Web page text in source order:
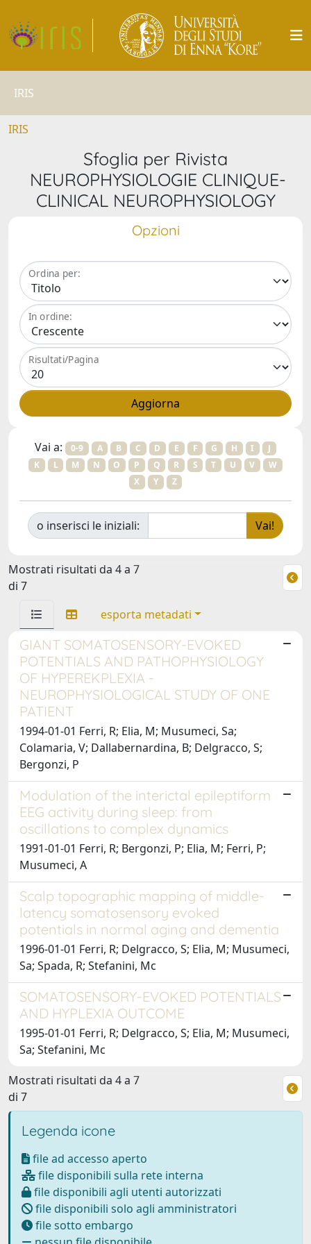
IRIS
IRIS
Sfoglia per Rivista
NEUROPHYSIOLOGIE CLINIQUE-
CLINICAL NEUROPHYSIOLOGY
Opzioni
Ordina per:
In ordine:
Risultati/Pagina
Vai a: 0-9 A B C D E F G H I
J
K
L M N O P Q R S T U V
W
X
Y Z
o inserisci le iniziali:
Mostrati risultati da 4 a 7
di 7
esporta metadati
GIANT SOMATOSENSORY-EVOKED
POTENTIALS AND PATHOPHYSIOLOGY
OF HYPEREKPLEXIA -
NEUROPHYSIOLOGICAL STUDY OF ONE
PATIENT
1994-01-01 Ferri, R; Elia, M; Musumeci, Sa;
Colamaria, V; Dallabernardina, B; Delgracco, S;
Bergonzi, P
Modulation of the interictal epileptiform
EEG activity during sleep: from
oscillations to complex dynamics
1991-01-01 Ferri, R; Bergonzi, P; Elia, M; Ferri, P;
Musumeci, A
Scalp topographic mapping of middle-
latency somatosensory evoked
potentials in normal aging and dementia
1996-01-01 Ferri, R; Delgracco, S; Elia, M; Musumeci,
Sa; Spada, R; Stefanini, Mc
SOMATOSENSORY-EVOKED POTENTIALS
AND HYPLEXIA OUTCOME
1995-01-01 Ferri, R; Delgracco, S; Elia, M; Musumeci,
Sa; Stefanini, Mc
Mostrati risultati da 4 a 7
di 7
Legenda icone
file ad accesso aperto
file disponibili sulla rete interna
file disponibili agli utenti autorizzati
file disponibili solo agli amministratori
file sotto embargo